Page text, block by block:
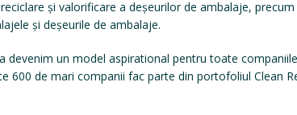
și valorificare a deșeurilor de ambalaje,
și deșeurile de ambalaje.
devenim un model aspirational pentru toate
600 de mari companii fac parte din portofoliul Clean